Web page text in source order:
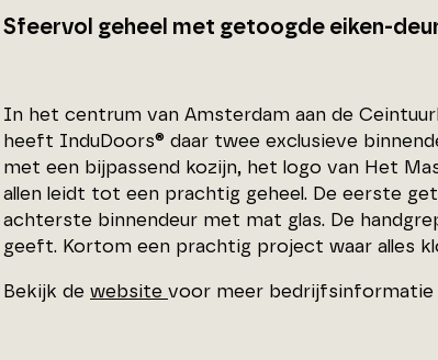
Sfeervol geheel met getoogde eiken-
In het centrum van Amsterdam aan de
heeft InduDoors® daar twee exclusieve
met een bijpassend kozijn, het logo van Het
allen leidt tot een prachtig geheel. De eerste
achterste binnendeur met mat glas. De
geeft. Kortom een prachtig project waar alles
Bekijk de website voor meer bedrijfsinformatie